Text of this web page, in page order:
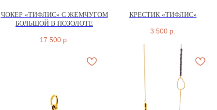
ЧОКЕР «ТИФЛИС» С ЖЕМЧУГОМ
БОЛЬШОЙ В ПОЗОЛОТЕ
17 500 р.
КРЕСТИК «ТИФЛИС»
3 500 р.